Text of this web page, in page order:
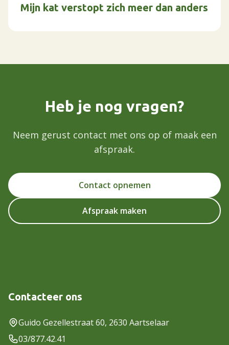
Mijn kat verstopt zich meer dan anders
Heb je nog vragen?
Neem gerust contact met ons op of maak een
afspraak.
Contact opnemen
Afspraak maken
Contacteer ons
Guido Gezellestraat 60, 2630 Aartselaar
03/877.42.41